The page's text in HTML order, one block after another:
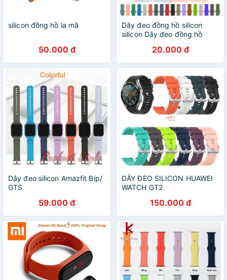
silicon đồng hồ la mã
50.000 đ
Dây đeo đồng hồ silicon
silicon Dây đeo đồng hồ
Silicone Apple Watch Strap
6 Series SE 5 4 3 2 1 Dây
đeo đồng hồ cao su 44MM
40MM cho iWatch 4/5
42MM 38MM Vòng đeo tay
Tali Jam
20.000 đ
Dây đeo silicon Amazfit Bip/
GTS
59.000 đ
DÂY ĐEO SILICON HUAWEI
WATCH GT2
150.000 đ